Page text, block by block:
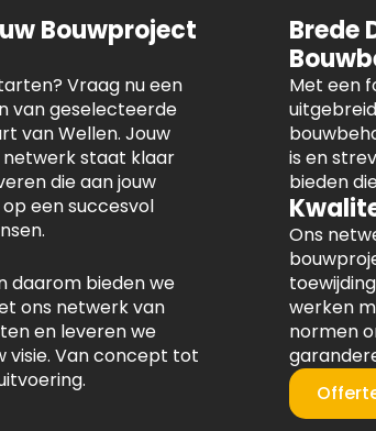
Bouwproject
Vraag nu een
van geselecteerde
van Wellen. Jouw
staat klaar
die aan jouw
een succesvol
daarom bieden we
ons netwerk van
en leveren we
visie. Van concept tot
Brede
Met een
is en
bieden
Ons
werken
normen